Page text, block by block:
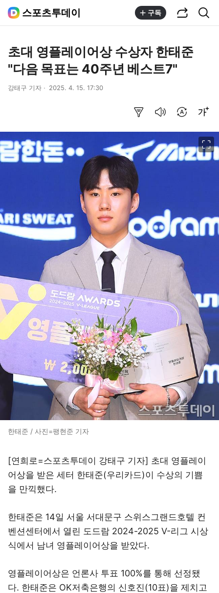
스포츠투데이 구독
초대 영플레이어상 수상자 한태준
"다음 목표는 40주년 베스트7"
강태구 기자 2025. 4. 15. 17:30
한태준 / 사진=팽현준 기자
[연희로=스포츠투데이 강태구 기자] 초대 영플레이
어상을 받은 세터 한태준(우리카드)이 수상의 기쁨
을 만끽했다.
한태준은 14일 서울 서대문구 스위스그랜드호텔 컨
벤션센터에서 열린 도드람 2024-2025 V-리그 시상
식에서 남녀 영플레이어상을 받았다.
영플레이어상은 언론사 투표 100%를 통해 선정됐
다. 한태준은 OK저축은행의 신호진(10표)을 제치고